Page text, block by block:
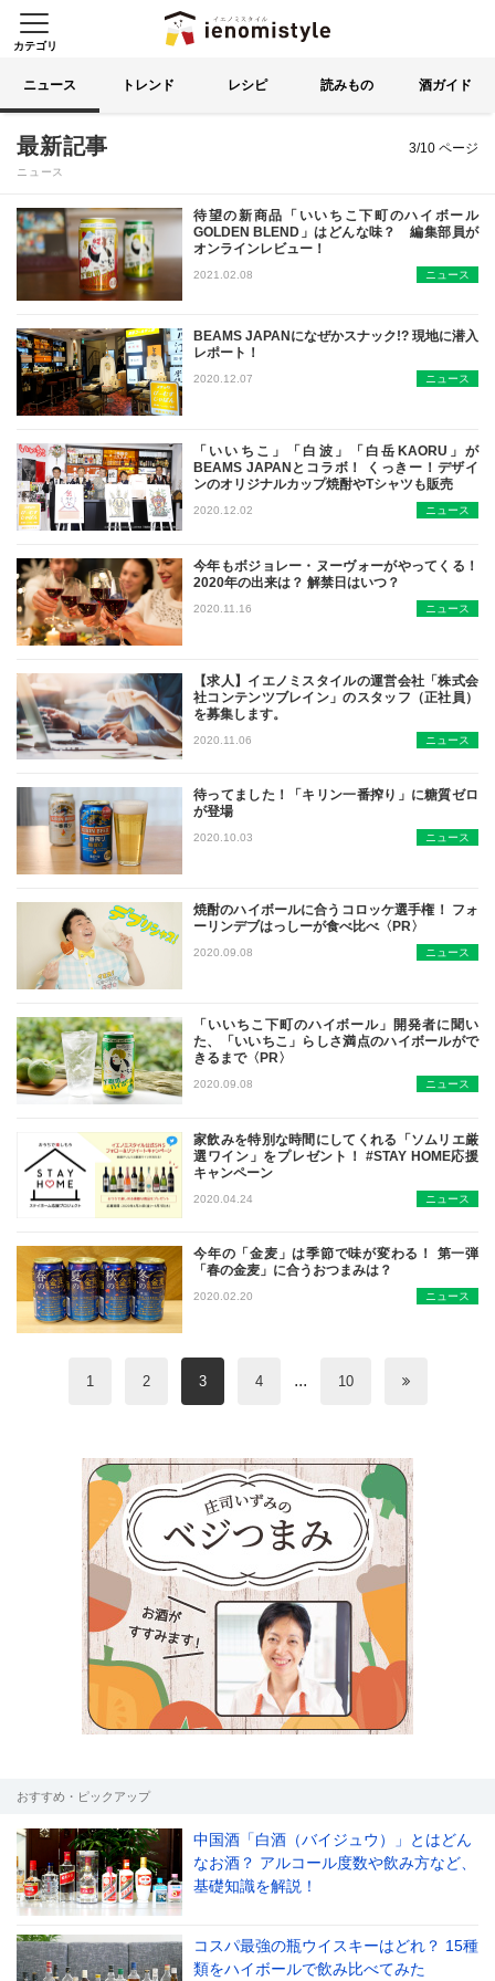
イエノミスタイル 家飲みを楽
カテゴリ
る
ニュース トレンド レシピ 読みもの 酒ガイド
最新記事
ニュース
3/10 ページ
待望の新商品「いいちこ下町のハイボール
GOLDEN BLEND」はどんな味？ 編集部員が
オンラインレビュー！
「いいちこ」初の缶入り商品「いい
2021.02.08 ニュース
BEAMS JAPANになぜかスナック!? 現地に潜入
レポート！
オシャレな人たちが集うBEAMS
2020.12.07 ニュース
「いいちこ」「白波」「白岳KAORU」が
BEAMS JAPANとコラボ！ くっきー！デザイ
ンのオリジナルカップ焼酎やTシャツも販売
大手セレクトショップBEAMSが焼
2020.12.02 ニュース
今年もボジョレー・ヌーヴォーがやってくる！
2020年の出来は？ 解禁日はいつ？
毎年11月の恒例イベント、『ボジョ
2020.11.16 ニュース
【求人】イエノミスタイルの運営会社「株式会
社コンテンツブレイン」のスタッフ（正社員）
を募集します。
企業のWebサイトの制作やコンサル
2020.11.06 ニュース
待ってました！「キリン一番搾り」に糖質ゼロ
が登場
日本初の糖質ゼロのビール、「キリ
2020.10.03 ニュース
焼酎のハイボールに合うコロッケ選手権！ フォ
ーリンデブはっしーが食べ比べ〈PR〉
焼酎のハイボールにはコロッケが合
2020.09.08 ニュース
「いいちこ下町のハイボール」開発者に聞い
た、「いいちこ」らしさ満点のハイボールがで
きるまで〈PR〉
炭酸とベストマッチした「いいちこ
2020.09.08 ニュース
家飲みを特別な時間にしてくれる「ソムリエ厳
選ワイン」をプレゼント！ #STAY HOME応援
キャンペーン
おうちでほっとする時間を大切に…
2020.04.24 ニュース
今年の「金麦」は季節で味が変わる！ 第一弾
「春の金麦」に合うおつまみは？
2019年は「金麦ゴールドラガー」の
2020.02.20 ニュース
1 2 3 4 ... 10
おすすめ・ピックアップ
中国酒「白酒（バイジュウ）」とはどん
なお酒？ アルコール度数や飲み方など、
基礎知識を解説！
コスパ最強の瓶ウイスキーはどれ？ 15種
類をハイボールで飲み比べてみた